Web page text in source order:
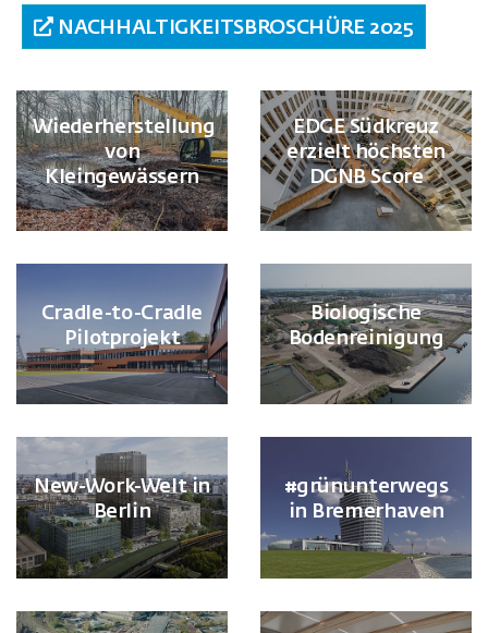
NACHHALTIGKEITSBROSCHÜRE 2025
Wiederherstellung
von
Kleingewässern
EDGE Südkreuz
erzielt höchsten
DGNB Score
Cradle-to-Cradle
Pilotprojekt
Biologische
Bodenreinigung
New-Work-Welt in
Berlin
#grünunterwegs
in Bremerhaven